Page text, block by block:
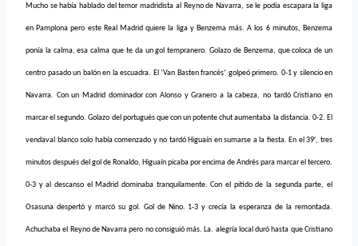
Mucho se había hablado del temor madridista al Reyno de Navarra, se le podía escapara la liga
en Pamplona pero este Real Madrid quiere la liga y Benzema más. A los 6 minutos, Benzema
ponía la calma, esa calma que te da un gol tempranero. Golazo de Benzema, que coloca de un
centro pasado un balón en la escuadra. El ‘Van Basten francés’ golpeó primero. 0-1 y silencio en
Navarra. Con un Madrid dominador con Alonso y Granero a la cabeza, no tardó Cristiano en
marcar el segundo. Golazo del portugués que con un potente chut aumentaba la distancia. 0-2. El
vendaval blanco solo había comenzado y no tardó Higuaín en sumarse a la fiesta. En el 39′, tres
minutos después del gol de Ronaldo, Higuaín picaba por encima de Andrés para marcar el tercero.
0-3 y al descanso el Madrid dominaba tranquilamente. Con el pitido de la segunda parte, el
Osasuna despertó y marcó su gol. Gol de Nino. 1-3 y crecía la esperanza de la remontada.
Achuchaba el Reyno de Navarra pero no consiguió más. La. alegría local duró hasta que Cristiano